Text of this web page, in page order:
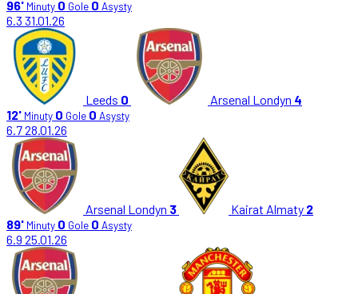
96' Minuty 0 Gole 0 Asysty
6.3 31.01.26
Leeds 0 Arsenal Londyn 4
12' Minuty 0 Gole 0 Asysty
6.728.01.26
Arsenal Londyn 3 Kairat Almaty 2
89' Minuty 0 Gole 0 Asysty
6.9 25.01.26